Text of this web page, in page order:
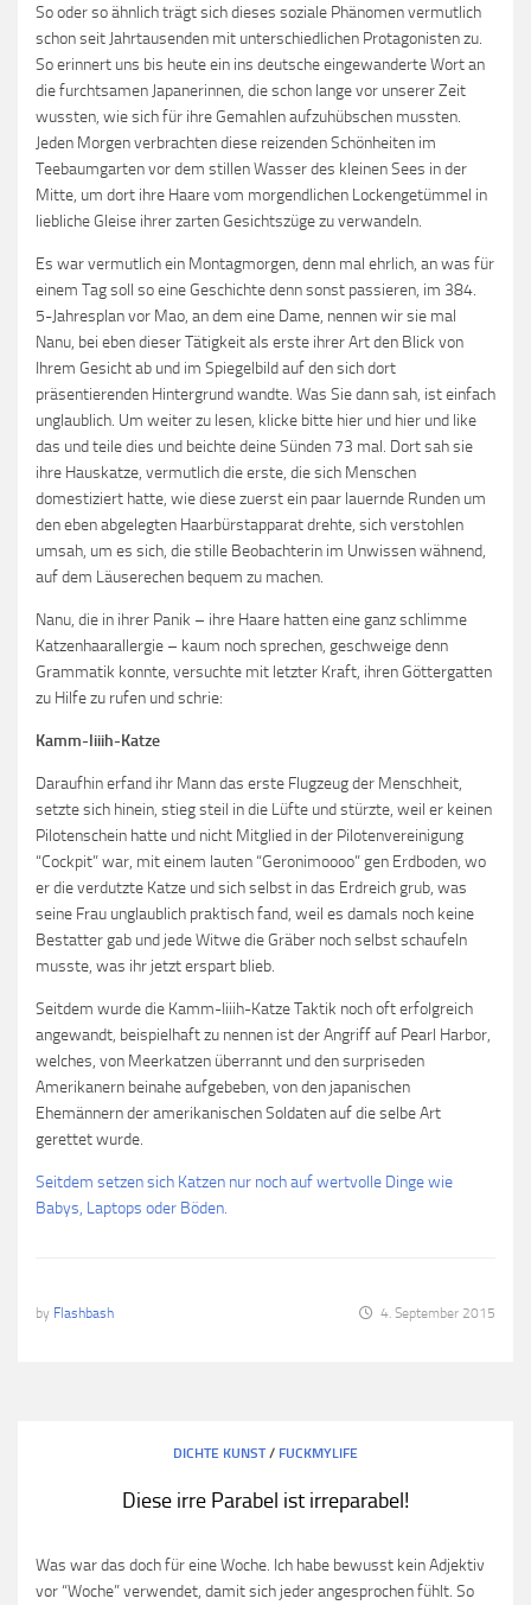
So oder so ähnlich trägt sich dieses soziale Phänomen vermutlich
schon seit Jahrtausenden mit unterschiedlichen Protagonisten zu.
So erinnert uns bis heute ein ins deutsche eingewanderte Wort an
die furchtsamen Japanerinnen, die schon lange vor unserer Zeit
wussten, wie sich für ihre Gemahlen aufzuhübschen mussten.
Jeden Morgen verbrachten diese reizenden Schönheiten im
Teebaumgarten vor dem stillen Wasser des kleinen Sees in der
Mitte, um dort ihre Haare vom morgendlichen Lockengetümmel in
liebliche Gleise ihrer zarten Gesichtszüge zu verwandeln.
Es war vermutlich ein Montagmorgen, denn mal ehrlich, an was für
einem Tag soll so eine Geschichte denn sonst passieren, im 384.
5-Jahresplan vor Mao, an dem eine Dame, nennen wir sie mal
Nanu, bei eben dieser Tätigkeit als erste ihrer Art den Blick von
Ihrem Gesicht ab und im Spiegelbild auf den sich dort
präsentierenden Hintergrund wandte. Was Sie dann sah, ist einfach
unglaublich. Um weiter zu lesen, klicke bitte hier und hier und like
das und teile dies und beichte deine Sünden 73 mal. Dort sah sie
ihre Hauskatze, vermutlich die erste, die sich Menschen
domestiziert hatte, wie diese zuerst ein paar lauernde Runden um
den eben abgelegten Haarbürstapparat drehte, sich verstohlen
umsah, um es sich, die stille Beobachterin im Unwissen wähnend,
auf dem Läuserechen bequem zu machen.
Nanu, die in ihrer Panik – ihre Haare hatten eine ganz schlimme
Katzenhaarallergie – kaum noch sprechen, geschweige denn
Grammatik konnte, versuchte mit letzter Kraft, ihren Göttergatten
zu Hilfe zu rufen und schrie:
Kamm-Iiiih-Katze
Daraufhin erfand ihr Mann das erste Flugzeug der Menschheit,
setzte sich hinein, stieg steil in die Lüfte und stürzte, weil er keinen
Pilotenschein hatte und nicht Mitglied in der Pilotenvereinigung
“Cockpit” war, mit einem lauten “Geronimoooo” gen Erdboden, wo
er die verdutzte Katze und sich selbst in das Erdreich grub, was
seine Frau unglaublich praktisch fand, weil es damals noch keine
Bestatter gab und jede Witwe die Gräber noch selbst schaufeln
musste, was ihr jetzt erspart blieb.
Seitdem wurde die Kamm-Iiiih-Katze Taktik noch oft erfolgreich
angewandt, beispielhaft zu nennen ist der Angriff auf Pearl Harbor,
welches, von Meerkatzen überrannt und den surpriseden
Amerikanern beinahe aufgebeben, von den japanischen
Ehemännern der amerikanischen Soldaten auf die selbe Art
gerettet wurde.
Seitdem setzen sich Katzen nur noch auf wertvolle Dinge wie
Babys, Laptops oder Böden.
by Flashbash 4. September 2015
DICHTE KUNST/ FUCKMYLIFE
Diese irre Parabel ist irreparabel!
Was war das doch für eine Woche. Ich habe bewusst kein Adjektiv
vor “Woche” verwendet, damit sich jeder angesprochen fühlt. So